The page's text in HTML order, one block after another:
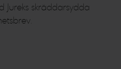
Jureks skräddarsydda